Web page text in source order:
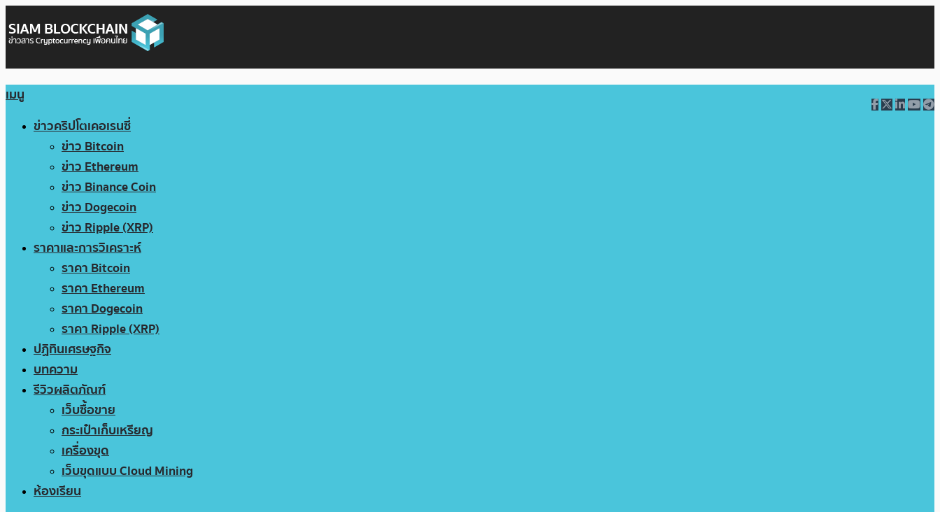
เมนู
ข่าวคริปโตเคอเรนซี่
ข่าว Bitcoin
ข่าว Ethereum
ข่าว Binance Coin
ข่าว Dogecoin
ข่าว Ripple (XRP)
ราคาและการวิเคราะห์
ราคา Bitcoin
ราคา Ethereum
ราคา Dogecoin
ราคา Ripple (XRP)
ปฏิทินเศรษฐกิจ
บทความ
รีวิวผลิตภัณฑ์
เว็บซื้อขาย
กระเป๋าเก็บเหรียญ
เครื่องขุด
เว็บขุดแบบ Cloud Mining
ห้องเรียน